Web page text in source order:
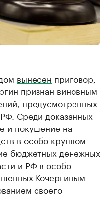
вынесен приговор,
признан виновным
предусмотренных
Среди доказанных
и покушение на
в особо крупном
бюджетных денежных
и РФ в особо
Кочергиным
своего